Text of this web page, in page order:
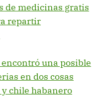
de medicinas gratis
repartir
una posible
en dos cosas
chile habanero